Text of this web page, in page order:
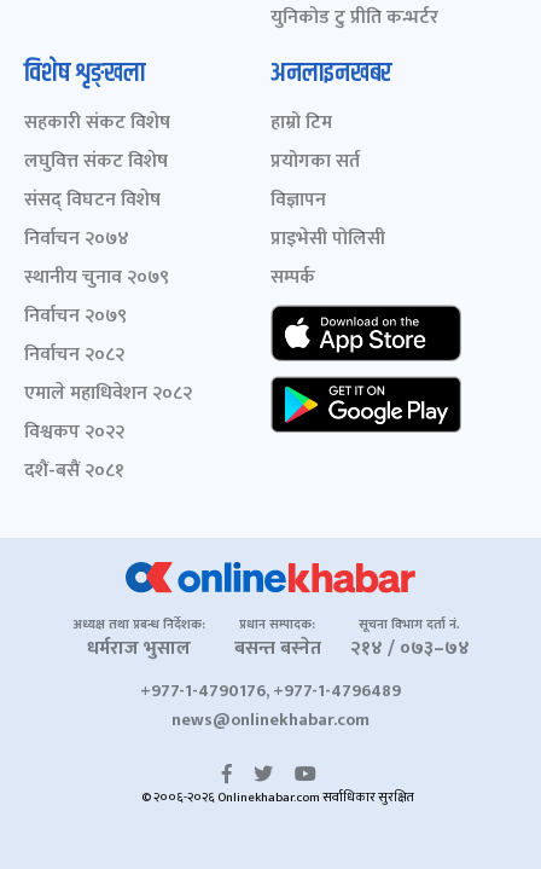
युनिकोड टु प्रीति कन्भर्टर
विशेष शृङ्खला
सहकारी संकट विशेष
लघुवित्त संकट विशेष
संसद् विघटन विशेष
निर्वाचन २०७४
स्थानीय चुनाव २०७९
निर्वाचन २०७९
निर्वाचन २०८२
एमाले महाधिवेशन २०८२
विश्वकप २०२२
दशैं-बसैं २०८१
अनलाइनखबर
हाम्रो टिम
प्रयोगका सर्त
विज्ञापन
प्राइभेसी पोलिसी
सम्पर्क
अध्यक्ष तथा प्रबन्ध निर्देशक:
धर्मराज भुसाल
प्रधान सम्पादक:
बसन्त बस्नेत
सूचना विभाग दर्ता नं.
२१४ / ०७३–७४
+977-1-4790176, +977-1-4796489
news@onlinekhabar.com
© २००६-२०२६ Onlinekhabar.com सर्वाधिकार सुरक्षित